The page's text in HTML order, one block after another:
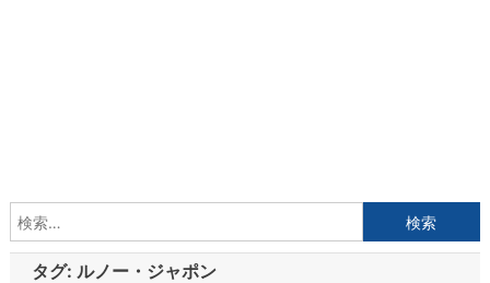
索:
タグ: ルノー・ジャポン